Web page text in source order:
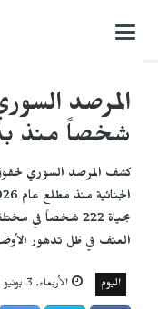
التحكم
شخصاً منذ
كشف المرصد السوري
بحياة 222 شخصاً
العنف في ظل تدهور
اليوم الأربعاء, 3 يونيو 2026, 09:07